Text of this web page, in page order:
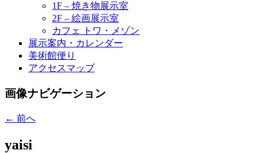
1F – 焼き物展示室
2F – 絵画展示室
カフェ トワ・メゾン
展示案内・カレンダー
美術館便り
アクセスマップ
画像ナビゲーション
← 前へ
yaisi